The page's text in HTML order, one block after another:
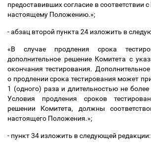
предоставивших согласие в соответствии
настоящему Положению.»;
- абзац второй пункта 24 изложить в
«В случае продления срока
дополнительное решение Комитета с
окончания тестирования.
о продлении срока тестирования может
1 (одного) раза и длительностью не
Условия продления сроков
решении Комитета, должны
настоящего Положения.»;
- пункт 34 изложить в следующей редакции: